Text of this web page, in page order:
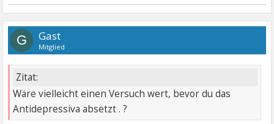
G Gast
Mitglied
Zitat:
Wäre vielleicht einen Versuch wert, bevor du das
Antidepressiva absetzt . ?